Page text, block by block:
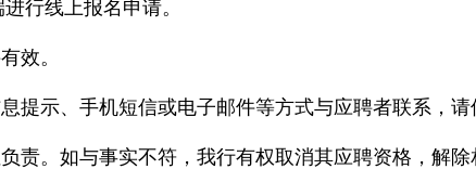
行线上报名申请。
效。
提示、手机短信或电子邮件等方式与应聘者联系，请
责。如与事实不符，我行有权取消其应聘资格，解除